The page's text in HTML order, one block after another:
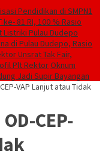
Pendidikan di SMPN1
ke- 81 RI, 100 % Rasio
Pulau Dudepo
di Pulau Dudepo, Rasio
Unsrat Tak Fair,
Plt RektorOknum
Jadi Supir Bayangan
VAP Lanjut atau Tidak
CEP-